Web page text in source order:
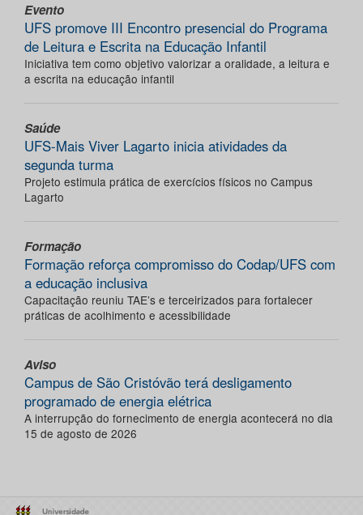
Evento
UFS promove III Encontro presencial do Programa
de Leitura e Escrita na Educação Infantil
Iniciativa tem como objetivo valorizar a oralidade, a leitura e
a escrita na educação infantil
Saúde
UFS-Mais Viver Lagarto inicia atividades da
segunda turma
Projeto estimula prática de exercícios físicos no Campus
Lagarto
Formação
Formação reforça compromisso do Codap/UFS com
a educação inclusiva
Capacitação reuniu TAE’s e terceirizados para fortalecer
práticas de acolhimento e acessibilidade
Aviso
Campus de São Cristóvão terá desligamento
programado de energia elétrica
A interrupção do fornecimento de energia acontecerá no dia
15 de agosto de 2026